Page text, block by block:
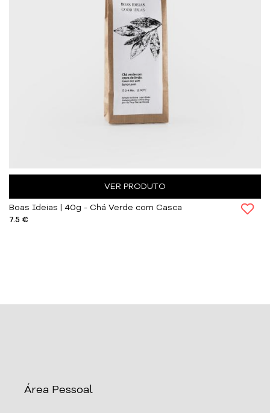
VER PRODUTO
Boas Ideias | 40g - Chá Verde com Casca
7.5 €
Área Pessoal